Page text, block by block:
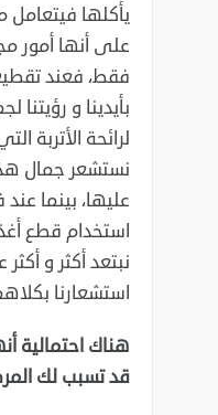
يأكلها فيتعامل
على أنها ‏أمور
فقط، فعند
بأيدينا و رؤيتنا
لرائحة الأتربة
نستشعر جمال
عليها، بينما
استخدام قطع
نبتعد أكثر و
استشعارنا
‏هناك احتمالية
قد تسبب لك